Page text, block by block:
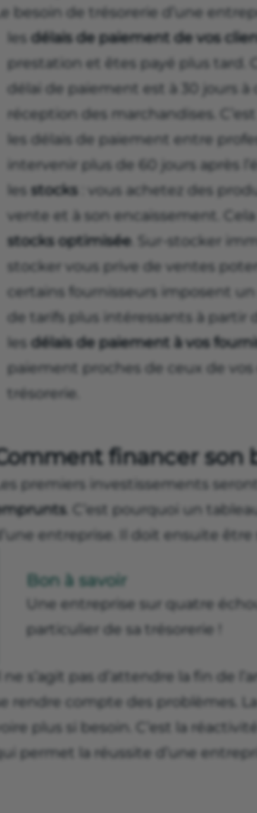
besoin de trésorerie d’une
les délais de paiement de vos
prestation et êtes payé plus tard.
délai de paiement est à 30 jours
réception des marchandises. C’est l’
les délais de paiement entre
intervenir plus de 60 jours après
les stocks : vous achetez des
vente et à son encaissement.
stocks optimisée . Sur-stocker
stocker vous prive de ventes
certains fournisseurs imposent
de tarifs plus intéressants à partir
les délais de paiement à vos
paiement proches de ceux de
trésorerie.
financer son
premiers investissements
. C’est pourquoi un
entreprise. Il doit ensuite
Bon à savoir
Une entreprise sur quatre
particulier de sa trésorerie !
ne s’agit pas d’attendre la fin de
rendre compte des problèmes.
plus si besoin. C’est la
permet la réussite d’une